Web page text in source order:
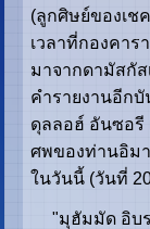
(ลูกศิษย์ของเช
เวลาที่กองคาร
มาจากดามัสกั
คำรายงานอีก
ดุลลอฮ์ อันซอรี
ศพของท่านอิม
ในวันนี้ (วันที่
"มุฮัมมัด อิบร